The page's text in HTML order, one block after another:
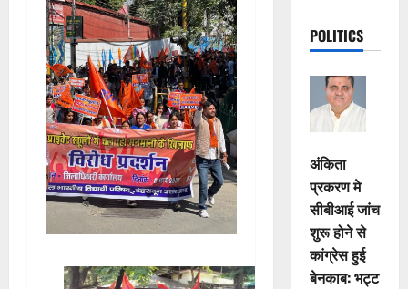
POLITICS
अंकिता
प्रकरण मे
सीबीआई जांच
शुरू होने से
कांग्रेस हुई
बेनकाब: भट्ट